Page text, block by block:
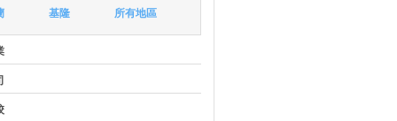
基隆 所有地區